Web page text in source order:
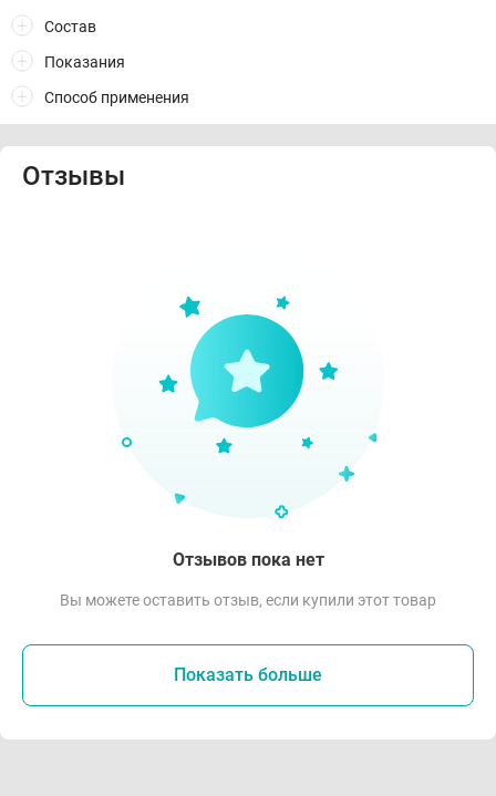
Состав
Показания
Способ применения
Отзывы
Отзывов пока нет
Вы можете оставить отзыв, если купили этот товар
Показать больше